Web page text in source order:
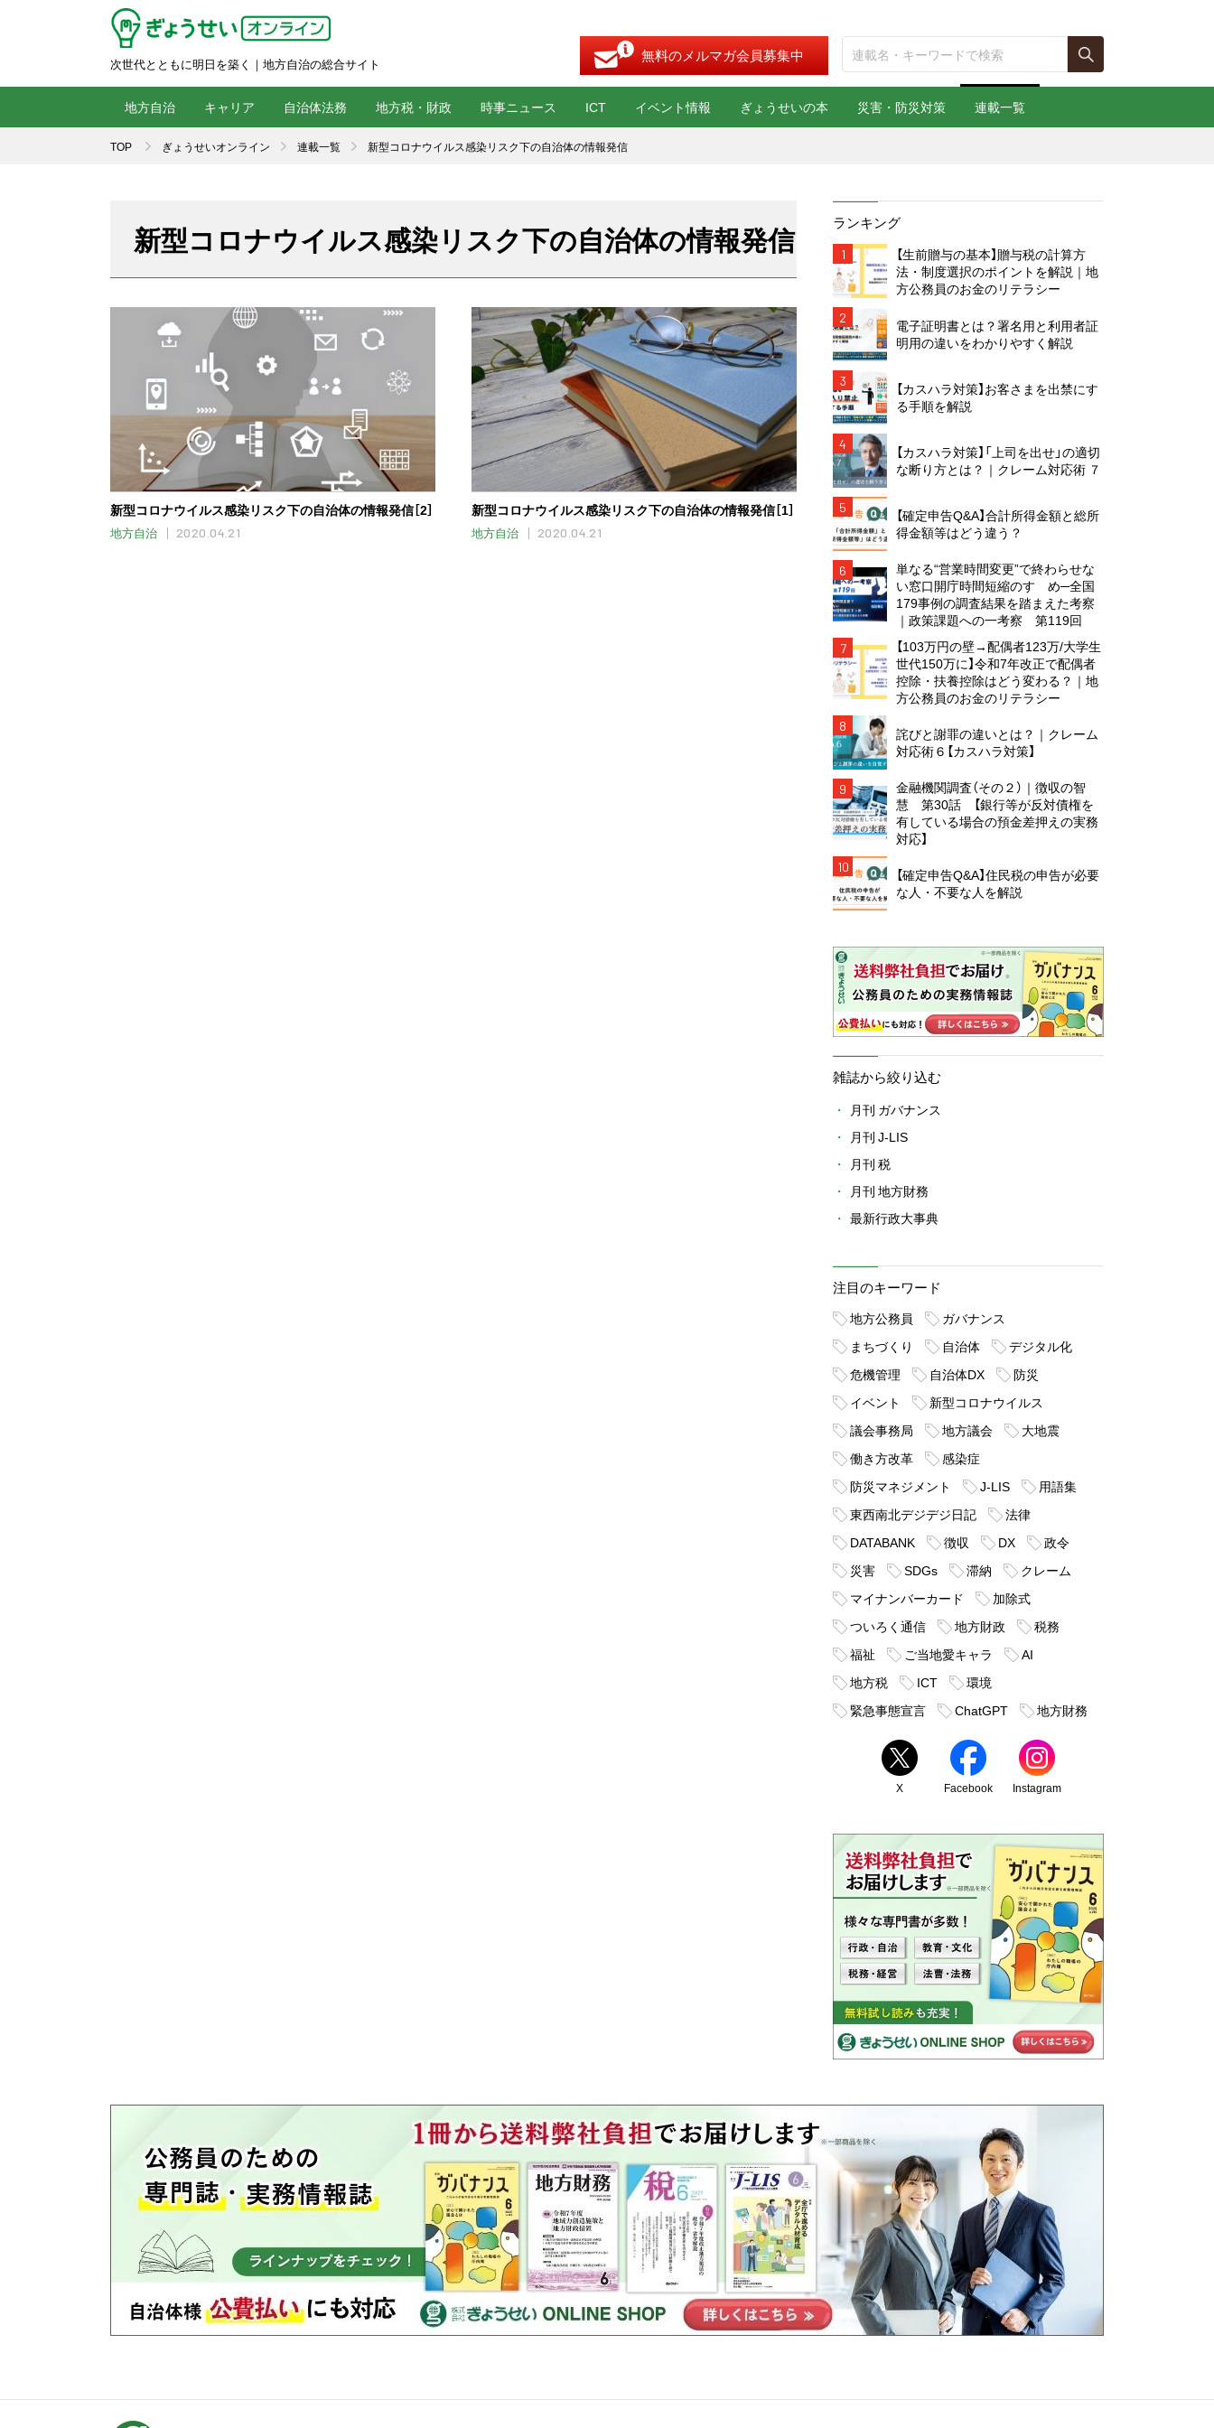
次世代とともに明日を築く｜地方自治の総合サイト 無料のメルマガ会員募集中
地方自治 キャリア 自治体法務 地方税・財政 時事ニュース ICT イベント情報 ぎょうせいの本 災害・防災対策 連載一覧
TOP ぎょうせいオンライン 連載一覧 新型コロナウイルス感染リスク下の自治体の情報発信
新型コロナウイルス感染リスク下の自治体の情報発信
新型コロナウイルス感染リスク下の自治体の情報発信［2］
地方自治 2020.04.21
新型コロナウイルス感染リスク下の自治体の情報発信［1］
地方自治 2020.04.21
ランキング
1
【生前贈与の基本】贈与税の計算方
法・制度選択のポイントを解説｜地
方公務員のお金のリテラシー
2
電子証明書とは？署名用と利用者証
明用の違いをわかりやすく解説
3
【カスハラ対策】お客さまを出禁にす
る手順を解説
4
【カスハラ対策】「上司を出せ」の適切
な断り方とは？｜クレーム対応術 ７
5
【確定申告Q&A】合計所得金額と総所
得金額等はどう違う？
6
単なる“営業時間変更”で終わらせな
い窓口開庁時間短縮のすゝめ─全国
179事例の調査結果を踏まえた考察
｜政策課題への一考察 第119回
7
【103万円の壁→配偶者123万/大学生
世代150万に】令和7年改正で配偶者
控除・扶養控除はどう変わる？｜地
方公務員のお金のリテラシー
8
詫びと謝罪の違いとは？｜クレーム
対応術６【カスハラ対策】
9
金融機関調査（その２）｜徴収の智
慧 第30話 【銀行等が反対債権を
有している場合の預金差押えの実務
対応】
10
【確定申告Q&A】住民税の申告が必要
な人・不要な人を解説
雑誌から絞り込む
月刊 ガバナンス
月刊 J-LIS
月刊 税
月刊 地方財務
最新行政大事典
注目のキーワード
地方公務員
ガバナンス
まちづくり
自治体
デジタル化
危機管理
自治体DX
防災
イベント
新型コロナウイルス
議会事務局
地方議会
大地震
働き方改革
感染症
防災マネジメント
J-LIS
用語集
東西南北デジデジ日記
法律
DATABANK
徴収 DX
政令
災害
SDGs 滞納
クレーム
マイナンバーカード
加除式
ついろく通信
地方財政
税務
福祉
ご当地愛キャラ
AI
地方税
ICT
環境
緊急事態宣言
ChatGPT 地方財務
X Facebook Instagram